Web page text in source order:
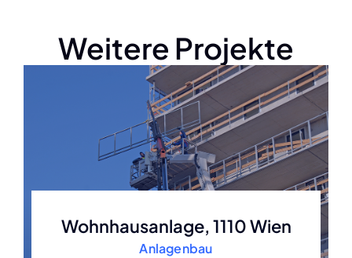
Weitere Projekte
Wohnhausanlage, 1110 Wien
Anlagenbau